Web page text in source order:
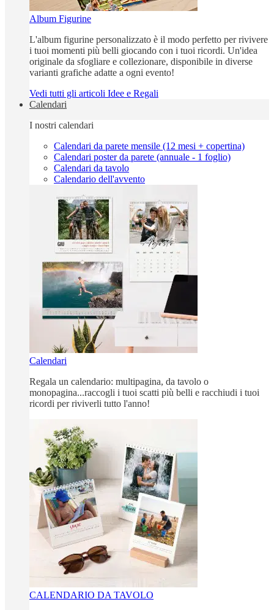
Album Figurine
L'album figurine personalizzato è il modo perfetto per rivivere
i tuoi momenti più belli giocando con i tuoi ricordi. Un'idea
originale da sfogliare e collezionare, disponibile in diverse
varianti grafiche adatte a ogni evento!
Vedi tutti gli articoli Idee e Regali
Calendari
I nostri calendari
Calendari da parete mensile (12 mesi + copertina)
Calendari poster da parete (annuale - 1 foglio)
Calendari da tavolo
Calendario dell'avvento
Calendari
Regala un calendario: multipagina, da tavolo o
monopagina...raccogli i tuoi scatti più belli e racchiudi i tuoi
ricordi per riviverli tutto l'anno!
CALENDARIO DA TAVOLO